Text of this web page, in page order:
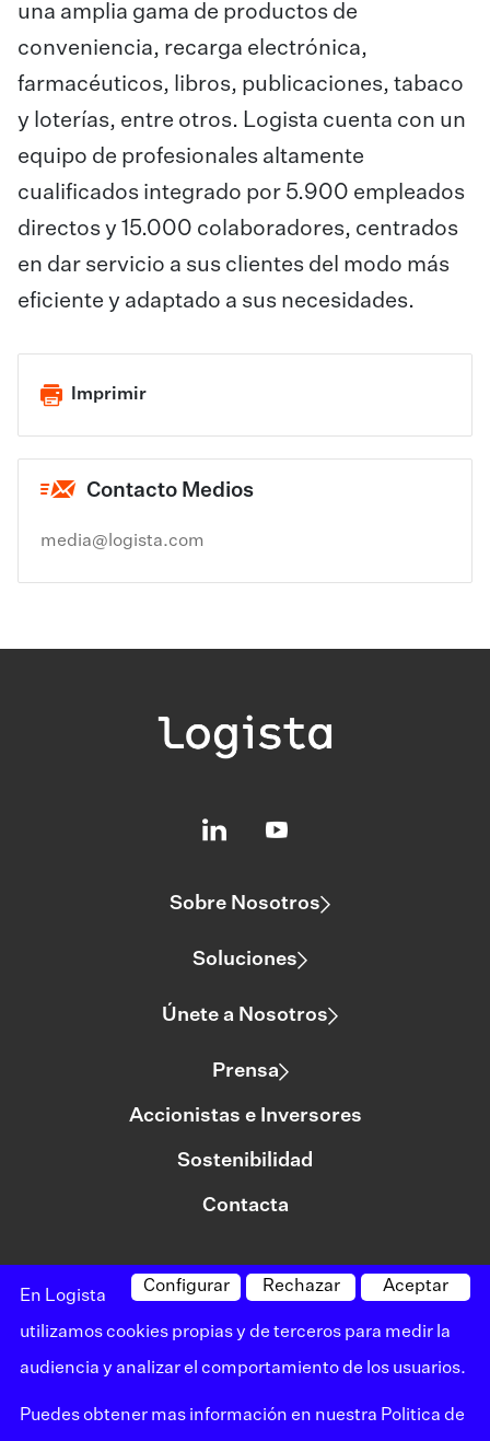
una amplia gama de productos de
conveniencia, recarga electrónica,
farmacéuticos, libros, publicaciones, tabaco
y loterías, entre otros. Logista cuenta con un
equipo de profesionales altamente
cualificados integrado por 5.900 empleados
directos y 15.000 colaboradores, centrados
en dar servicio a sus clientes del modo más
eficiente y adaptado a sus necesidades.
Imprimir
Contacto Medios
media@logista.com
Sobre Nosotros
Soluciones
Únete a Nosotros
Prensa
Accionistas e Inversores
Sostenibilidad
Contacta
©logista Todos los derechos reservados
Aviso legal
Política de privacidad
Política de cookies
Aceptar
Rechazar
Configurar
En Logista
utilizamos cookies propias y de terceros para medir la
audiencia y analizar el comportamiento de los usuarios.
Puedes obtener mas información en nuestra Politica de